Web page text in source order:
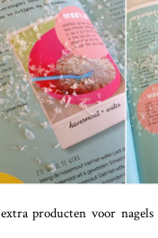
producten voor